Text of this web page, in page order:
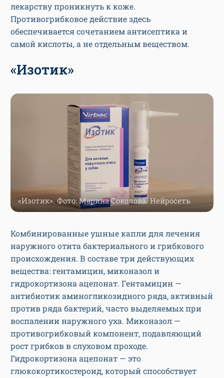
лекарству проникнуть к коже.
Противогрибковое действие здесь
обеспечивается сочетанием антисептика и
самой кислоты, а не отдельным веществом.
«Изотик»
«Изотик». Фото: Марина Соколова. Нейросеть
Комбинированные ушные капли для лечения
наружного отита бактериального и грибкового
происхождения. В составе три действующих
вещества: гентамицин, миконазол и
гидрокортизона ацепонат. Гентамицин —
антибиотик аминогликозидного ряда, активный
против ряда бактерий, часто выделяемых при
воспалении наружного уха. Миконазол —
противогрибковый компонент, подавляющий
рост грибков в слуховом проходе.
Гидрокортизона ацепонат — это
глюкокортикостероид, который способствует